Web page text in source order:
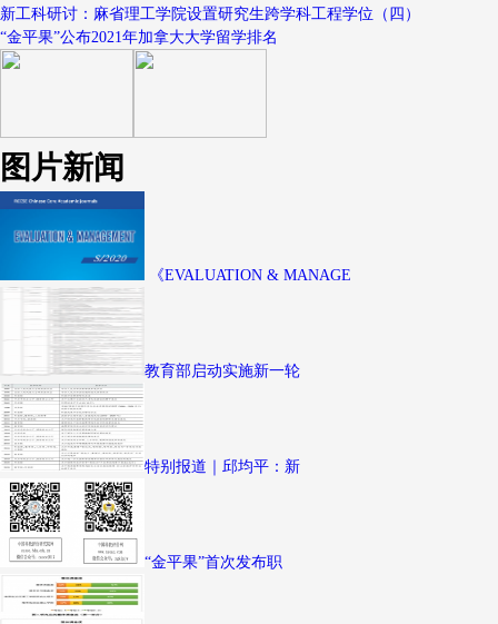
新工科研讨：麻省理工学院设置研究生跨学科工程学位（四）
“金平果”公布2021年加拿大大学留学排名
图片新闻
《EVALUATION & MANAGE
教育部启动实施新一轮
特别报道｜邱均平：新
“金平果”首次发布职